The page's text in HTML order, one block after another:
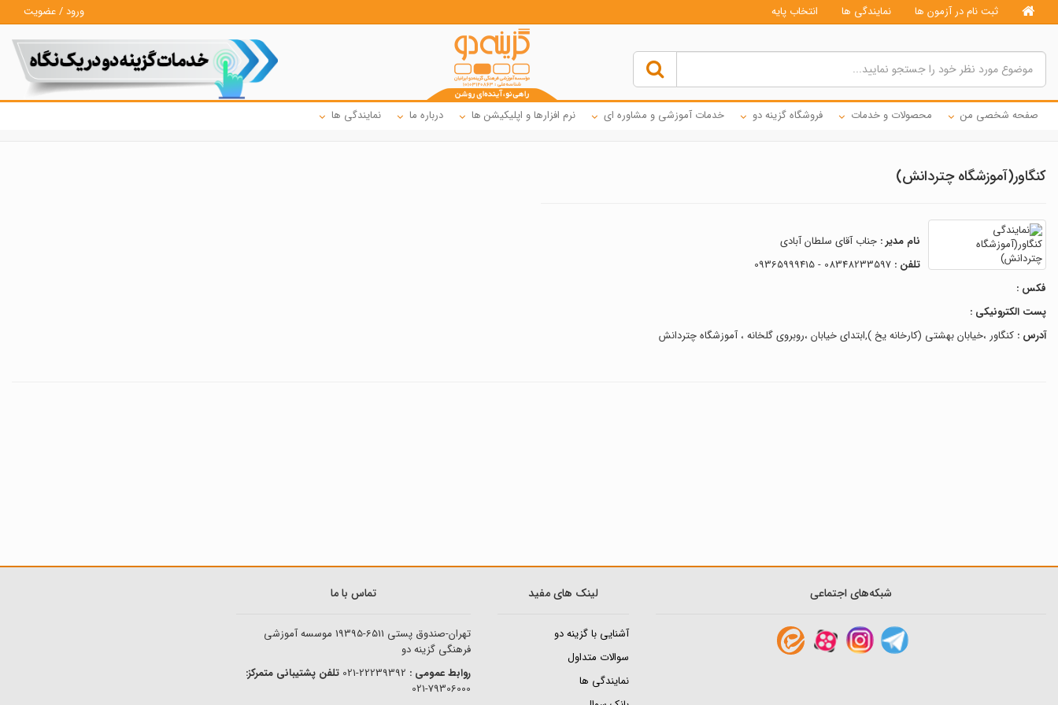
ثبت نام در آزمون ها نمایندگی ها انتخاب پایه ورود / عضویت
صفحه شخصی من محصولات و خدمات فروشگاه گزینه دو خدمات آموزشی و مشاوره ای نرم افزارها و اپلیکیشن ها درباره ما نمایندگی ها
کنگاور(آموزشگاه چتردانش)
نام مدیر : جناب آقای سلطان آبادی
تلفن : 08348233597 - 09365999415
فکس :
پست الکترونیکی :
آدرس : کنگاور ،خیابان بهشتی (کارخانه یخ ),ابتدای خیابان ،روبروی گلخانه ، آموزشگاه چتردانش
شبکه‌های اجتماعی لینک های مفید
آشنایی با گزینه دو
سوالات متداول
نمایندگی ها
تماس با ما
تهران-صندوق پستی 19395-6511موسسه آموزشی
فرهنگی گزینه دو
روابط عمومی :
تلفن پشتیبانی متمرکز:
79306000-021